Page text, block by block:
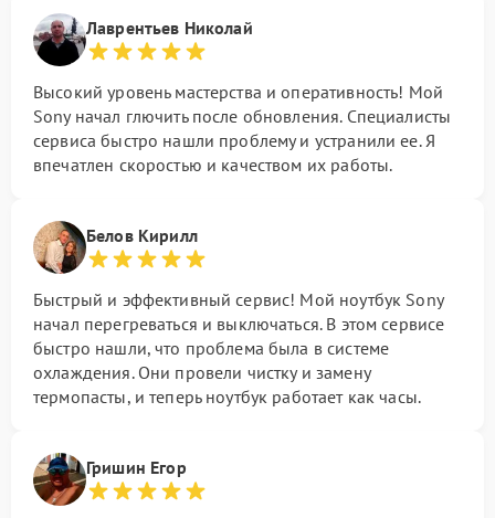
Лаврентьев Николай
Высокий уровень мастерства и оперативность! Мой
Sony начал глючить после обновления. Специалисты
сервиса быстро нашли проблему и устранили ее. Я
впечатлен скоростью и качеством их работы.
Белов Кирилл
Быстрый и эффективный сервис! Мой ноутбук Sony
начал перегреваться и выключаться. В этом сервисе
быстро нашли, что проблема была в системе
охлаждения. Они провели чистку и замену
термопасты, и теперь ноутбук работает как часы.
Гришин Егор